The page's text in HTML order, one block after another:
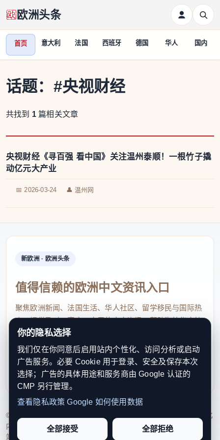
欧洲头条
首页 意大利 法国 西班牙 德国 华人 国内
话题： #央视财经
共找到 1 篇相关文章
央视财经《寻百强 看中国》关注温州泰顺！一根竹子撬
动亿元大产业
📅 2026-03-24 👤 温州网
新欧洲 · 欧洲头条
值得信赖的欧洲中文资讯入口
聚焦欧洲新闻、法国生活、华人社区、留学移民与国际热
点，提供及时、真实、实用的中文资讯，帮助海外华人快
速了解欧洲动态。
contact@xinouzhou.com
服务支持、版权与合作：工作日优先处理站务、投稿与权
利通知
© 2026 新欧洲·欧洲头条. All Rights Reserved. 本网站持续优化
内容透明度、联系方式与用户权利说明，以提升品牌信任感和
站点完整度。
你的隐私选择
我们仅在你同意后启用站内个性化、访问分析或启动
广告服务。必要 Cookie 用于登录、安全及保存本次
选择；广告的具体用途和服务商由 Google 认证的
CMP 另行管理。
查看隐私政策 Google 如何使用数据
全部接受 全部拒绝